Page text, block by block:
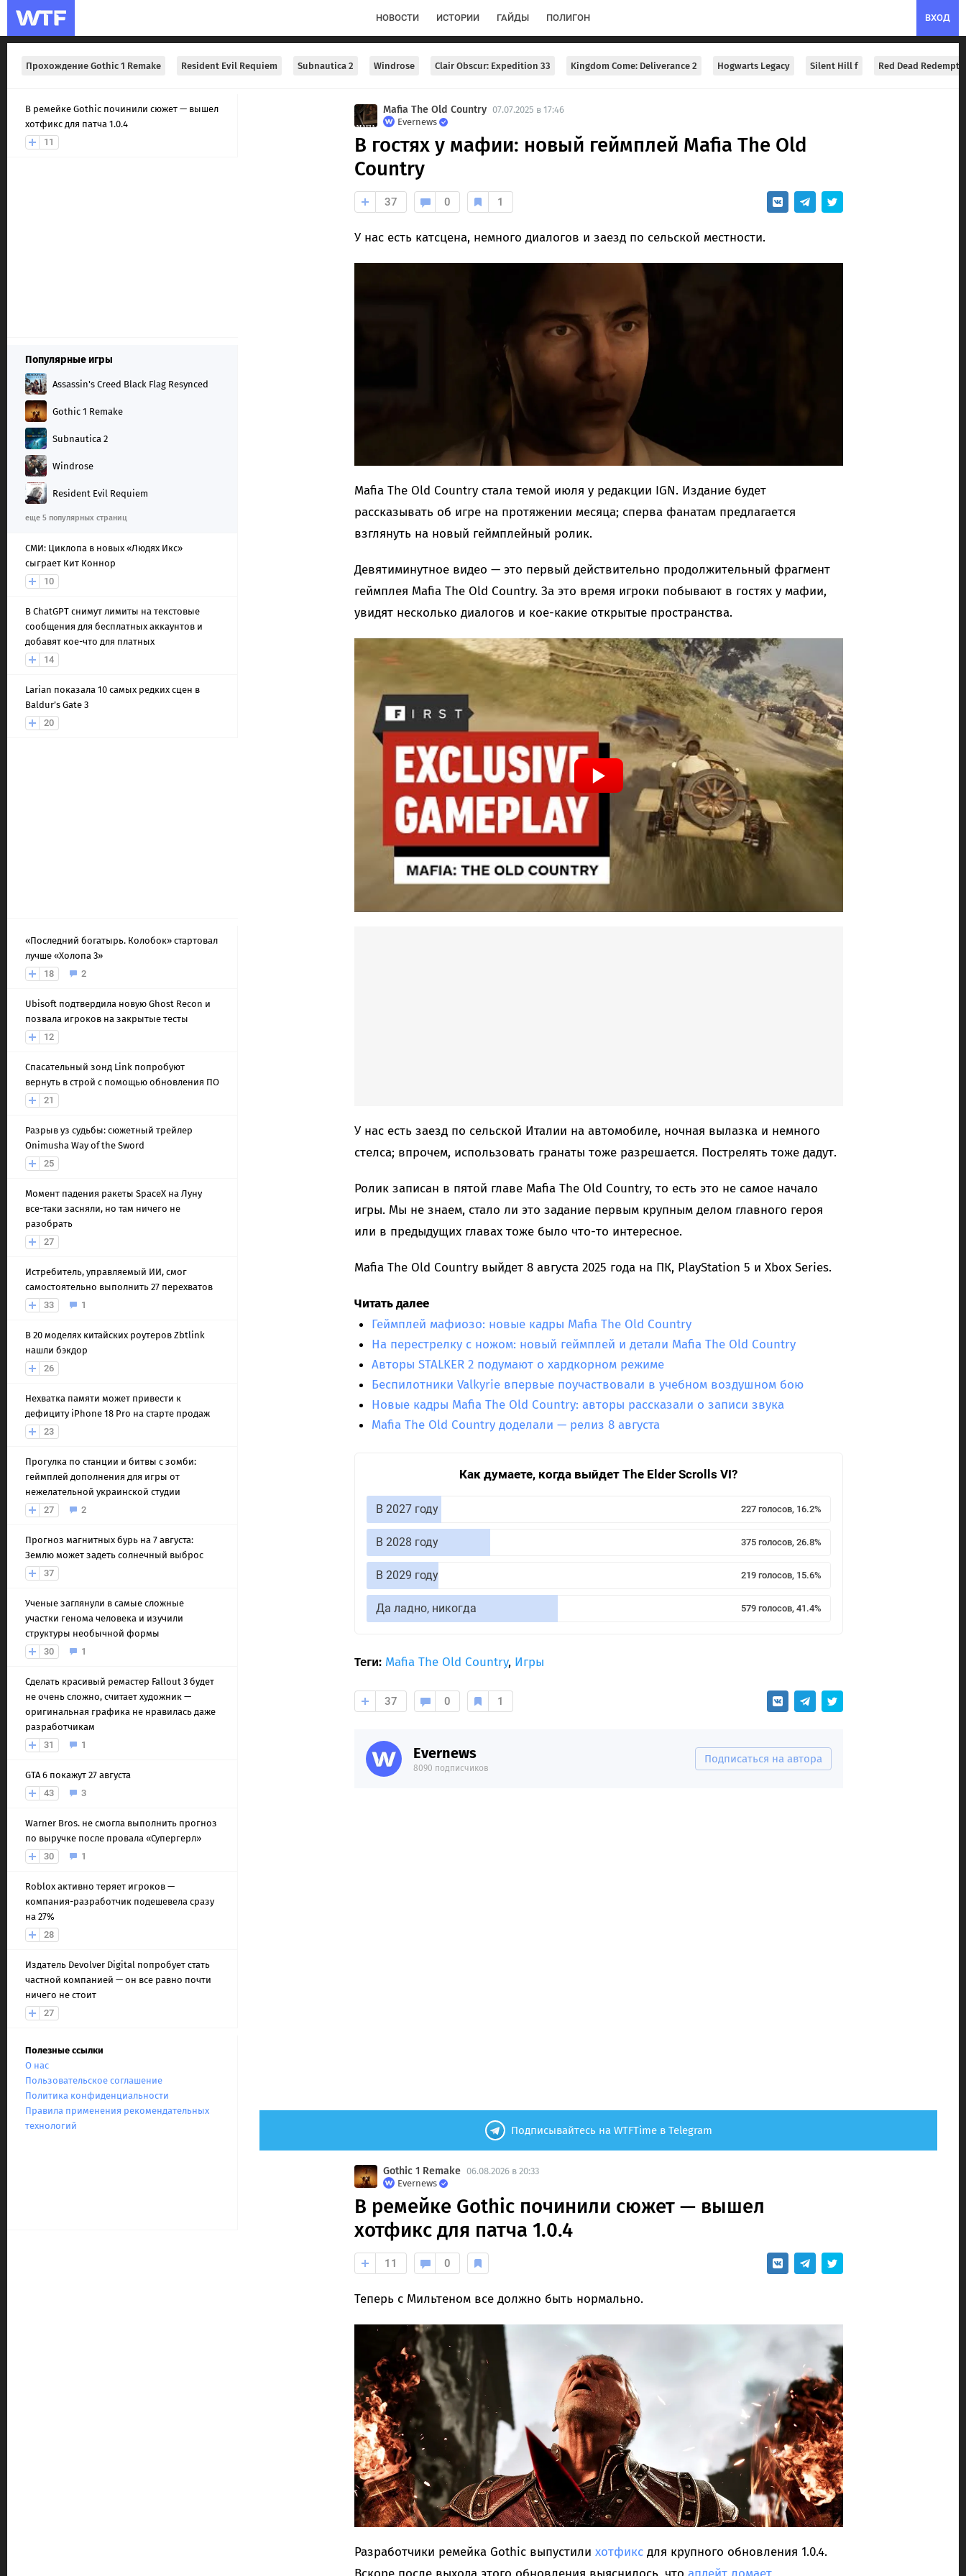
ВХОД
НОВОСТИ ИСТОРИИ ГАЙДЫ ПОЛИГОН
Прохождение Gothic 1 Remake Resident Evil Requiem Subnautica 2 Windrose Clair Obscur: Expedition 33 Kingdom Come: Deliverance 2 Hogwarts Legacy Silent Hill f Red Dead
В ремейке Gothic починили сюжет — вышел
хотфикс для патча 1.0.4
11
Популярные игры
Assassin's Creed Black Flag Resynced
Gothic 1 Remake
Subnautica 2
Windrose
Resident Evil Requiem
еще 5 популярных страниц
СМИ: Циклопа в новых «Людях Икс»
сыграет Кит Коннор
10
В ChatGPT снимут лимиты на текстовые
сообщения для бесплатных аккаунтов и
добавят кое-что для платных
14
Larian показала 10 самых редких сцен в
Baldur’s Gate 3
20
«Последний богатырь. Колобок» стартовал
лучше «Холопа 3»
18
2
Ubisoft подтвердила новую Ghost Recon и
позвала игроков на закрытые тесты
12
Спасательный зонд Link попробуют
вернуть в строй с помощью обновления ПО
21
Разрыв уз судьбы: сюжетный трейлер
Onimusha Way of the Sword
25
Момент падения ракеты SpaceX на Луну
все-таки засняли, но там ничего не
разобрать
27
Истребитель, управляемый ИИ, смог
самостоятельно выполнить 27 перехватов
33
1
В 20 моделях китайских роутеров Zbtlink
нашли бэкдор
26
Нехватка памяти может привести к
дефициту iPhone 18 Pro на старте продаж
23
Прогулка по станции и битвы с зомби:
геймплей дополнения для игры от
нежелательной украинской студии
27
2
Прогноз магнитных бурь на 7 августа:
Землю может задеть солнечный выброс
37
Ученые заглянули в самые сложные
участки генома человека и изучили
структуры необычной формы
30
1
Сделать красивый ремастер Fallout 3 будет
не очень сложно, считает художник —
оригинальная графика не нравилась даже
разработчикам
31
1
GTA 6 покажут 27 августа
43
3
Warner Bros. не смогла выполнить прогноз
по выручке после провала «Супергерл»
30
1
Roblox активно теряет игроков —
компания-разработчик подешевела сразу
на 27%
28
Издатель Devolver Digital попробует стать
частной компанией — он все равно почти
ничего не стоит
27
Полезные ссылки
О нас
Пользовательское соглашение
Политика конфиденциальности
Правила применения рекомендательных
технологий
Mafia The Old Country 07.07.2025 в 17:46
Evernews
В гостях у мафии: новый геймплей Mafia The Old
Country
37 0 1
У нас есть катсцена, немного диалогов и заезд по сельской местности.
Mafia The Old Country стала темой июля у редакции IGN. Издание будет
рассказывать об игре на протяжении месяца; сперва фанатам предлагается
взглянуть на новый геймплейный ролик.
Девятиминутное видео — это первый действительно продолжительный фрагмент
геймплея Mafia The Old Country. За это время игроки побывают в гостях у мафии,
увидят несколько диалогов и кое-какие открытые пространства.
У нас есть заезд по сельской Италии на автомобиле, ночная вылазка и немного
стелса; впрочем, использовать гранаты тоже разрешается. Пострелять тоже дадут.
Ролик записан в пятой главе Mafia The Old Country, то есть это не самое начало
игры. Мы не знаем, стало ли это задание первым крупным делом главного героя
или в предыдущих главах тоже было что-то интересное.
Mafia The Old Country выйдет 8 августа 2025 года на ПК, PlayStation 5 и Xbox Series.
Читать далее
Геймплей мафиозо: новые кадры Mafia The Old Country
На перестрелку с ножом: новый геймплей и детали Mafia The Old Country
Авторы STALKER 2 подумают о хардкорном режиме
Беспилотники Valkyrie впервые поучаствовали в учебном воздушном бою
Новые кадры Mafia The Old Country: авторы рассказали о записи звука
Mafia The Old Country доделали — релиз 8 августа
Как думаете, когда выйдет The Elder Scrolls VI?
В 2027 году 227 голосов, 16.2%
В 2028 году 375 голосов, 26.8%
В 2029 году 219 голосов, 15.6%
Да ладно, никогда 579 голосов, 41.4%
Теги: Mafia The Old Country, Игры
37 0 1
Evernews
8090 подписчиков
Подписаться на автора
Подписывайтесь на WTFTime в Telegram
Gothic 1 Remake 06.08.2026 в 20:33
Evernews
В ремейке Gothic починили сюжет — вышел
хотфикс для патча 1.0.4
11 0
Теперь с Мильтеном все должно быть нормально.
Разработчики ремейка Gothic выпустили хотфиксдля крупного обновления 1.0.4.